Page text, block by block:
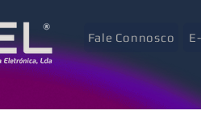
Fale Connosco